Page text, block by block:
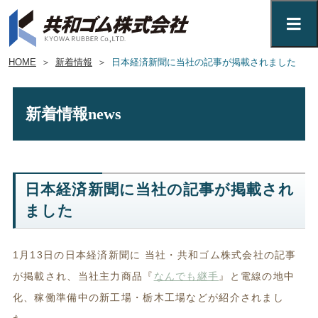
HOME ＞ 新着情報 ＞ 日本経済新聞に当社の記事が掲載されました
新着情報news
日本経済新聞に当社の記事が掲載され
ました
1月13日の日本経済新聞に 当社・ 共和ゴム株式会社の記事
が掲載され、 当社主力商品『 なんでも継手』と電線の地中
化、稼働準備中の新工場・栃木工場などが紹介されまし